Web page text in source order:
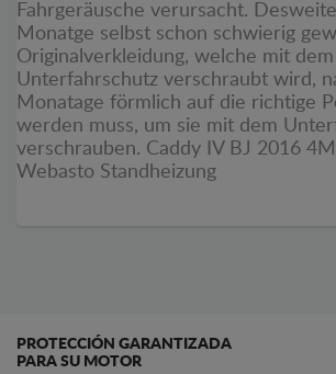
Fahrgeräusche verursacht.
Monatge selbst schon schwierig
Originalverkleidung, welche mit dem
Unterfahrschutz verschraubt wird,
Monatage förmlich auf die richtige
werden muss, um sie mit dem
verschrauben. Caddy IV BJ 2016
Webasto Standheizung
PROTECCIÓN GARANTIZADA
PARA SU MOTOR